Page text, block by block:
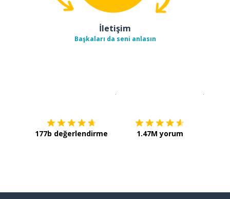
İletişim
Başkaları da seni anlasın
177b değerlendirme 1.47M yorum